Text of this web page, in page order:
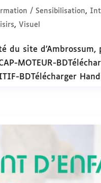
/ Sensibilisation,
, Visuel
du site
MOTEUR-
BDTélécharger